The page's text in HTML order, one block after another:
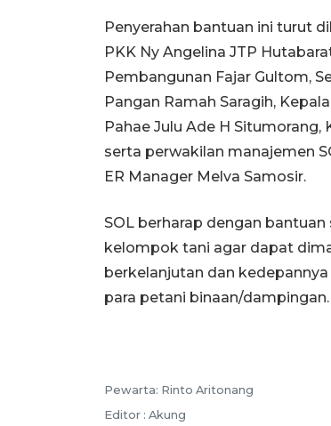
Penyerahan bantuan ini turut
PKK Ny Angelina JTP
Pembangunan Fajar Gultom,
Pangan Ramah Saragih,
Pahae Julu Ade H
serta perwakilan manajemen
ER Manager Melva Samosir.
SOL berharap dengan
kelompok tani agar dapat
berkelanjutan dan
para petani binaan/dampingan.
Pewarta: Rinto Aritonang
Editor : Akung